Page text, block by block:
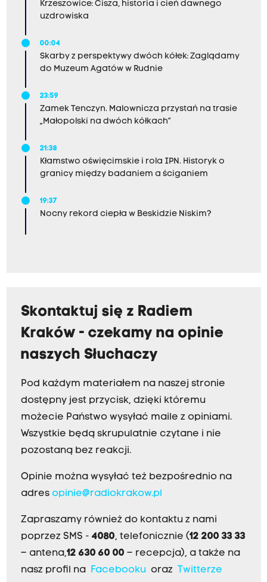
Krzeszowice: Cisza, historia i cień dawnego
uzdrowiska
00:04
Skarby z perspektywy dwóch kółek: Zaglądamy
do Muzeum Agatów w Rudnie
23:59
Zamek Tenczyn. Malownicza przystań na trasie
„Małopolski na dwóch kółkach”
21:38
Kłamstwo oświęcimskie i rola IPN. Historyk o
granicy między badaniem a ściganiem
19:37
Nocny rekord ciepła w Beskidzie Niskim?
Skontaktuj się z Radiem
Kraków - czekamy na opinie
naszych Słuchaczy
Pod każdym materiałem na naszej stronie
dostępny jest przycisk, dzięki któremu
możecie Państwo wysyłać maile z opiniami.
Wszystkie będą skrupulatnie czytane i nie
pozostaną bez reakcji.
Opinie można wysyłać też bezpośrednio na
adres opinie@radiokrakow.pl
Zapraszamy również do kontaktu z nami
poprzez SMS - 4080, telefonicznie (12 200 33 33
– antena,12 630 60 00 – recepcja), a także na
nasz profil na Facebookuoraz Twitterze